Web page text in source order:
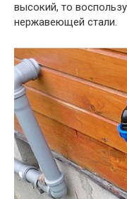
высокий, то
нержавеющей стали.